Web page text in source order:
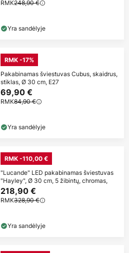
RMK248,90 €
Yra sandėlyje
RMK -17%
Pakabinamas šviestuvas Cubus, skaidrus,
stiklas, Ø 30 cm, E27
69,90 €
RMK84,90 €
Yra sandėlyje
RMK -110,00 €
"Lucande" LED pakabinamas šviestuvas
"Hayley", Ø 30 cm, 5 žibintų, chromas,
218,90 €
RMK328,90 €
Yra sandėlyje